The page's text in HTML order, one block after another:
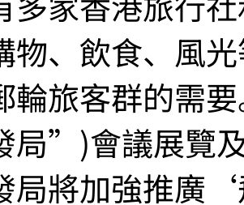
物、飲食、風
輪旅客群的需
局”)會議展覽
局將加強推廣